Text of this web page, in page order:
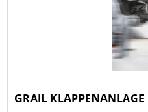
GRAIL